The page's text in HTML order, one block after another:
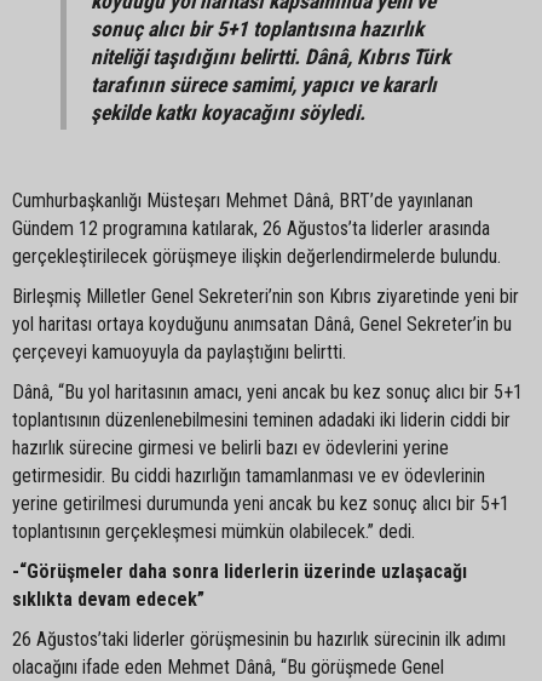
sonuç alıcı bir 5+1 toplantısına hazırlık
niteliği taşıdığını belirtti. Dânâ, Kıbrıs Türk
tarafının sürece samimi, yapıcı ve kararlı
şekilde katkı koyacağını söyledi.
Cumhurbaşkanlığı Müsteşarı Mehmet Dânâ, BRT’de yayınlanan
Gündem 12 programına katılarak, 26 Ağustos’ta liderler arasında
gerçekleştirilecek görüşmeye ilişkin değerlendirmelerde bulundu.
Birleşmiş Milletler Genel Sekreteri’nin son Kıbrıs ziyaretinde yeni bir
yol haritası ortaya koyduğunu anımsatan Dânâ, Genel Sekreter’in bu
çerçeveyi kamuoyuyla da paylaştığını belirtti.
Dânâ, “Bu yol haritasının amacı, yeni ancak bu kez sonuç alıcı bir 5+1
toplantısının düzenlenebilmesini teminen adadaki iki liderin ciddi bir
hazırlık sürecine girmesi ve belirli bazı ev ödevlerini yerine
getirmesidir. Bu ciddi hazırlığın tamamlanması ve ev ödevlerinin
yerine getirilmesi durumunda yeni ancak bu kez sonuç alıcı bir 5+1
toplantısının gerçekleşmesi mümkün olabilecek.” dedi.
-“Görüşmeler daha sonra liderlerin üzerinde uzlaşacağı
sıklıkta devam edecek”
26 Ağustos’taki liderler görüşmesinin bu hazırlık sürecinin ilk adımı
olacağını ifade eden Mehmet Dânâ, “Bu görüşmede Genel